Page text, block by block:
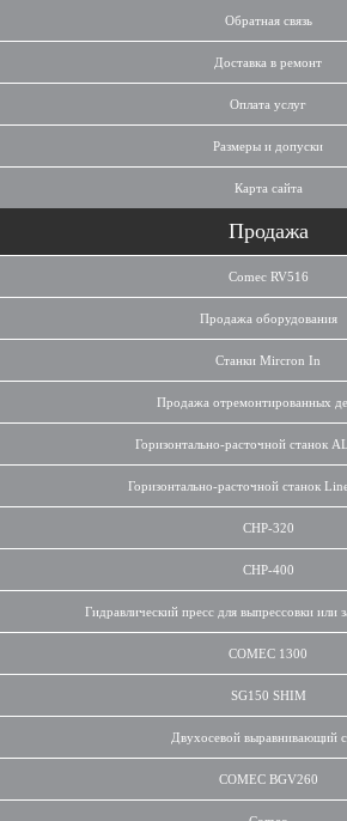
Обратная связь
Доставка в ремонт
Оплата услуг
Размеры и допуски
Карта сайта
Продажа
Comec RV516
Продажа оборудования
Станки Mircron In
Продажа отремонтированных
Горизонтально-расточной станок
Горизонтально-расточной станок
CHP-320
CHP-400
Гидравлический пресс для выпрессовки или
COMEC 1300
SG150 SHIM
Двухосевой выравнивающий
COMEC BGV260